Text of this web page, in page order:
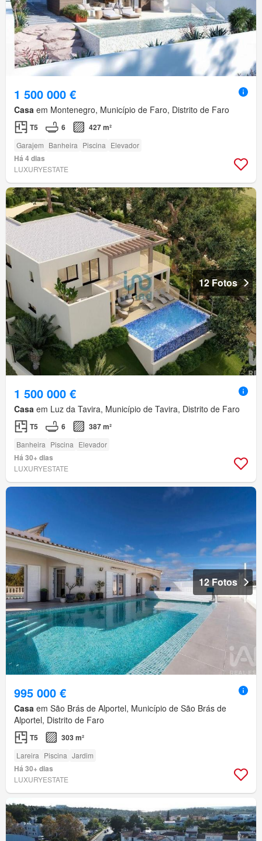
1 500 000 €
Casa em Montenegro, Município de Faro, Distrito de Faro
T5 6 427 m²
Garajem Banheira Piscina Elevador
Há 4 dias
LUXURYESTATE
12 Fotos
1 500 000 €
Casa em Luz da Tavira, Município de Tavira, Distrito de Faro
T5 6 387 m²
Banheira Piscina Elevador
Há 30+ dias
LUXURYESTATE
12 Fotos
995 000 €
Casa em São Brás de Alportel, Município de São Brás de
Alportel, Distrito de Faro
T5 303 m²
Lareira Piscina Jardim
Há 30+ dias
LUXURYESTATE